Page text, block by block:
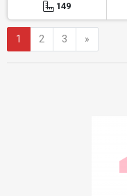
149
1 2 3 »